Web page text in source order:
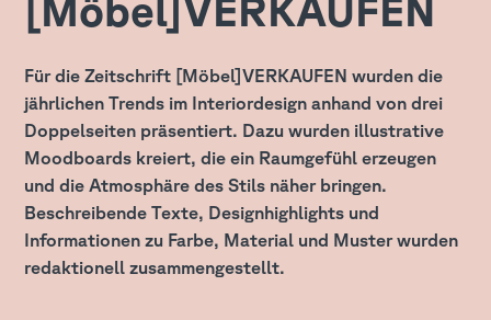
[Möbel]VERKAUFEN
Für die Zeitschrift [Möbel]VERKAUFEN wurden die
jährlichen Trends im Interiordesign anhand von drei
Doppelseiten präsentiert. Dazu wurden illustrative
Moodboards kreiert, die ein Raumgefühl erzeugen
und die Atmosphäre des Stils näher bringen.
Beschreibende Texte, Designhighlights und
Informationen zu Farbe, Material und Muster wurden
redaktionell zusammengestellt.